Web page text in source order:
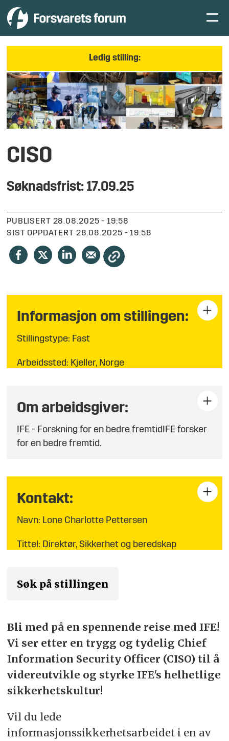
Ledig stilling:
CISO
Søknadsfrist: 17.09.25
PUBLISERT
28.08.2025 - 19:58
SIST OPPDATERT
28.08.2025 - 19:58
Informasjon om stillingen:
Stillingstype: Fast
Arbeidssted: Kjeller, Norge
Om arbeidsgiver:
IFE - Forskning for en bedre fremtidIFE forsker
for en bedre fremtid.
utvikling av banebrytende kreftmedisin, nye
energieffektive industriprosesser, nullutslipps
energisystemer. IFE har virksomhet på Kjeller
under utvikling og flere viktige interne
omstillingsprosesser i årene fremover.
ca. 1,1 mrd kr. Les mer om IFE påwww.ife.no
Kontakt:
Navn: Lone Charlotte Pettersen
Tittel: Direktør, Sikkerhet og beredskap
lone.pettersen@nuk.ife.no
Søk på stillingen
Bli med på en spennende reise med IFE!
Vi ser etter en trygg og tydelig Chief
Information Security Officer (CISO) til å
videreutvikle og styrke IFE's helhetlige
sikkerhetskultur!
Vil du lede
informasjonssikkerhetsarbeidet i en av